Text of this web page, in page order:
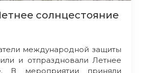
солнцестояние
международной защиты
и отпраздновали Летнее
В мероприятии приняли